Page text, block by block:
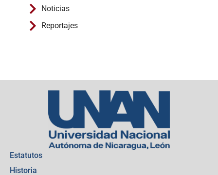
Noticias
Reportajes
Estatutos
Historia